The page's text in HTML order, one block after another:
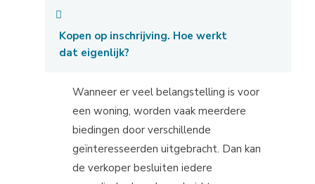
Kopen op inschrijving. Hoe werkt
dat eigenlijk?
Wanneer er veel belangstelling is voor
een woning, worden vaak meerdere
biedingen door verschillende
geïnteresseerden uitgebracht. Dan kan
de verkoper besluiten iedere